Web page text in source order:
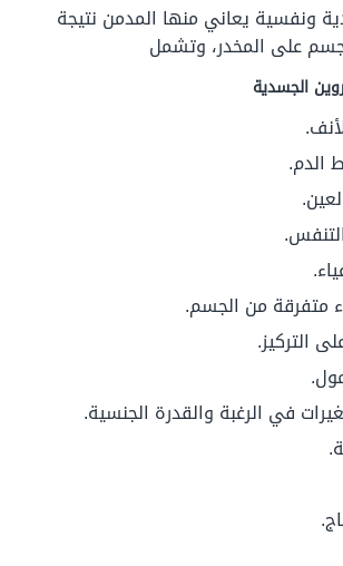
يعاني منها المدمن نتيجة
على المخدر، وتشمل
الجسدية
الدم.
متفرقة من الجسم.
التركيز.
في الرغبة والقدرة الجنسية.